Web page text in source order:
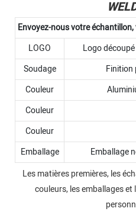
Envoyez-nous votre
LOGO
Logo
Soudage
Finition
Couleur
Couleur
Couleur
Emballage
Emballage
Les matières premières, les
couleurs, les emballages